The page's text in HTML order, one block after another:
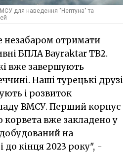
для наведення "Нептуна" та
незабаром отримати
БПЛА Bayraktar TB2.
вже завершують
Наші турецькі друзі
і розвиток
ВМСУ. Перший корпус
корвета вже закладено у
на
до кінця 2023 року", -